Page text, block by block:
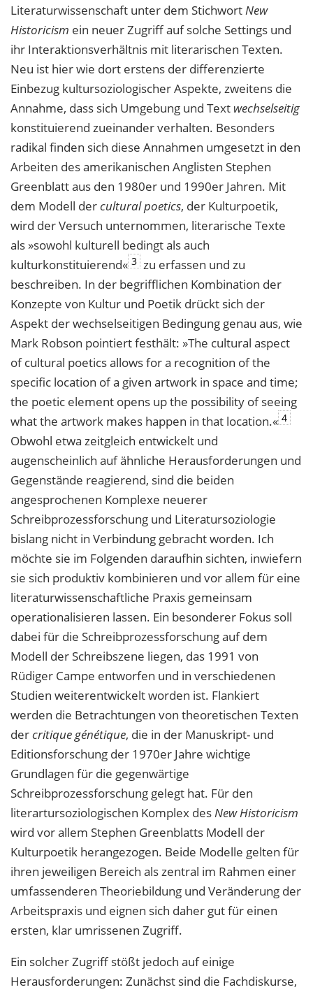
Literaturwissenschaft unter dem StichwortNew
Historicism ein neuer Zugriff auf solche Settings und
ihr Interaktionsverhältnis mit literarischen Texten.
Neu ist hier wie dort erstens der differenzierte
Einbezug kultursoziologischer Aspekte, zweitens die
Annahme, dass sich Umgebung und Text wechselseitig
konstituierend zueinander verhalten. Besonders
radikal finden sich diese Annahmen umgesetzt in den
Arbeiten des amerikanischen Anglisten Stephen
Greenblatt aus den 1980er und 1990er Jahren. Mit
dem Modell dercultural poetics, der Kulturpoetik,
wird der Versuch unternommen, literarische Texte
als »sowohl kulturell bedingt als auch
kulturkonstituierend« 3 zu erfassen und zu
beschreiben. In der begrifflichen Kombination der
Konzepte von Kultur und Poetik drückt sich der
Aspekt der wechselseitigen Bedingung genau aus, wie
Mark Robson pointiert festhält: »The cultural aspect
of cultural poetics allows for a recognition of the
specific location of a given artwork in space and time;
the poetic element opens up the possibility of seeing
what the artwork makes happen in that location.« 4
Obwohl etwa zeitgleich entwickelt und
augenscheinlich auf ähnliche Herausforderungen und
Gegenstände reagierend, sind die beiden
angesprochenen Komplexe neuerer
Schreibprozessforschung und Literatursoziologie
bislang nicht in Verbindung gebracht worden. Ich
möchte sie im Folgenden daraufhin sichten, inwiefern
sie sich produktiv kombinieren und vor allem für eine
literaturwissenschaftliche Praxis gemeinsam
operationalisieren lassen. Ein besonderer Fokus soll
dabei für die Schreibprozessforschung auf dem
Modell der Schreibszene liegen, das 1991 von
Rüdiger Campe entworfen und in verschiedenen
Studien weiterentwickelt worden ist. Flankiert
werden die Betrachtungen von theoretischen Texten
dercritique génétique, die in der Manuskript- und
Editionsforschung der 1970er Jahre wichtige
Grundlagen für die gegenwärtige
Schreibprozessforschung gelegt hat. Für den
literartursoziologischen Komplex desNew Historicism
wird vor allem Stephen Greenblatts Modell der
Kulturpoetik herangezogen. Beide Modelle gelten für
ihren jeweiligen Bereich als zentral im Rahmen einer
umfassenderen Theoriebildung und Veränderung der
Arbeitspraxis und eignen sich daher gut für einen
ersten, klar umrissenen Zugriff.
Ein solcher Zugriff stößt jedoch auf einige
Herausforderungen: Zunächst sind die Fachdiskurse,